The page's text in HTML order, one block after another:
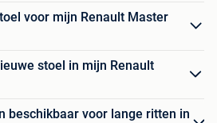
voor mijn Renault Master
stoel in mijn Renault
beschikbaar voor lange ritten in